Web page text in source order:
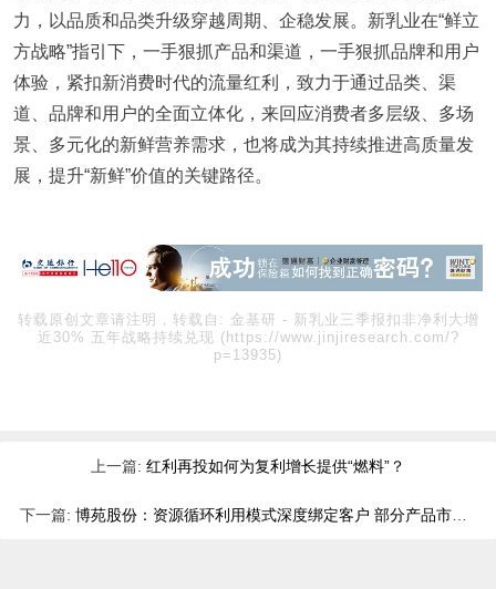
力，以品质和品类升级穿越周期、企稳发展。新乳业在“鲜立
方战略”指引下，一手狠抓产品和渠道，一手狠抓品牌和用户
体验，紧扣新消费时代的流量红利，致力于通过品类、渠
道、品牌和用户的全面立体化，来回应消费者多层级、多场
景、多元化的新鲜营养需求，也将成为其持续推进高质量发
展，提升“新鲜”价值的关键路径。
转载原创文章请注明，转载自: 金基研 - 新乳业三季报扣非净利大增
近30% 五年战略持续兑现 (https://www.jinjiresearch.com/?
p=13935)
上一篇: 红利再投如何为复利增长提供“燃料”？
下一篇: 博苑股份：资源循环利用模式深度绑定客户 部分产品市占率国内居首